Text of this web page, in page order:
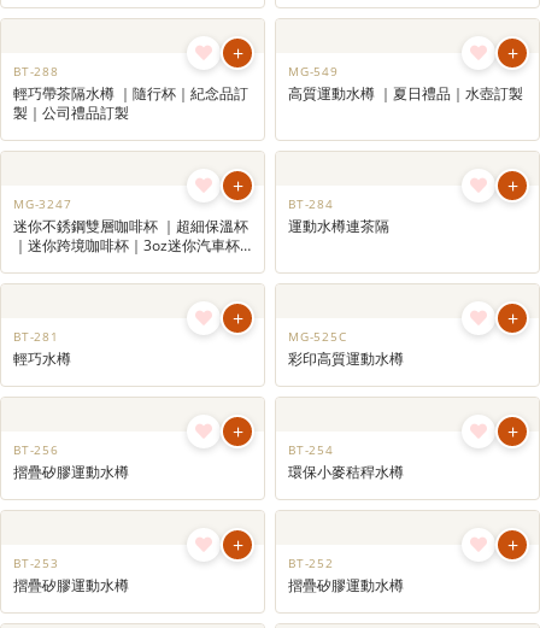
+
BT-288
輕巧帶茶隔水樽 ｜隨行杯｜紀念品訂
製｜公司禮品訂製
+
MG-549
高質運動水樽 ｜夏日禮品｜水壺訂製
+
MG-3247
迷你不銹鋼雙層咖啡杯 ｜超細保溫杯
｜迷你跨境咖啡杯｜3oz迷你汽車杯
+
BT-284
運動水樽連茶隔
+
BT-281
輕巧水樽
+
MG-525C
彩印高質運動水樽
+
BT-256
摺疊矽膠運動水樽
+
BT-254
環保小麥秸稈水樽
+
BT-253
摺疊矽膠運動水樽
+
BT-252
摺疊矽膠運動水樽